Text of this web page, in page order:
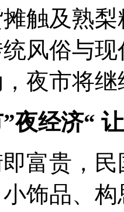
触及熟
风俗与
夜市将
经济“ 让
贵，民
饰品、